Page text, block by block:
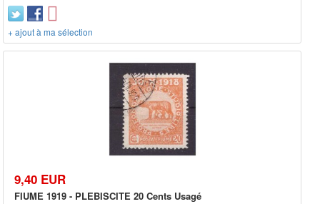
+ ajout à ma sélection
9,40 EUR
FIUME 1919 - PLEBISCITE 20 Cents Usagé